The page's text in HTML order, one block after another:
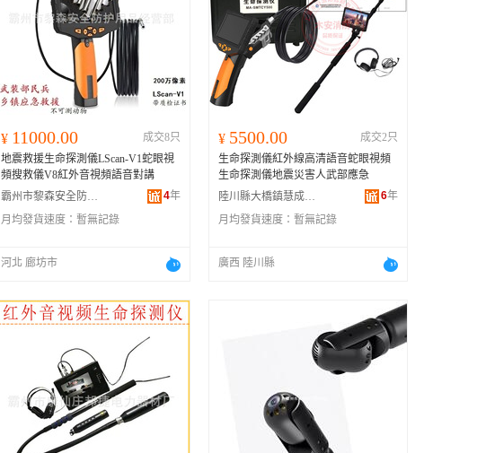
¥ 11000.00
成交8只
地震救援生命探測儀LScan-V1蛇眼視
頻搜救儀V8紅外音視頻語音對講
霸州市黎森安全防護用品經營部
4年
月均發貨速度： 暫無記錄
河北 廊坊市
¥ 5500.00
成交2只
生命探測儀紅外線高清語音蛇眼視頻
生命探測儀地震災害人武部應急
陸川縣大橋鎮慧成縫紉制品廠
6年
月均發貨速度： 暫無記錄
廣西 陸川縣